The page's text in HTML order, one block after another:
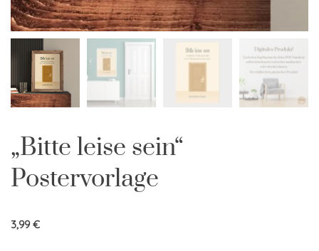
„Bitte leise sein“
Postervorlage
3,99€